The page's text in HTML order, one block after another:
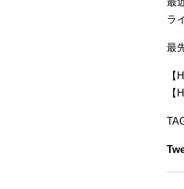
ラ
最